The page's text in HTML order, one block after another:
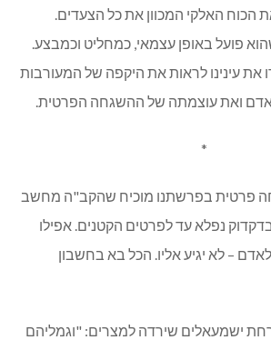
הכוח האלקי המכוון את כל הצעדים.
פועל באופן עצמאי, כמחליט וכמבצע.
את עינינו לראות את היקפה של המעורבות
ואת עוצמתה של ההשגחה הפרטית.
*
פרטית בפרשתנו מוכיח שהקב"ה מחשב
נפלא עד לפרטים הקטנים. אפילו
– לא יגיע אליו. הכל בא בחשבון
ישמעאלים שירדה למצרים: "וגמליהם